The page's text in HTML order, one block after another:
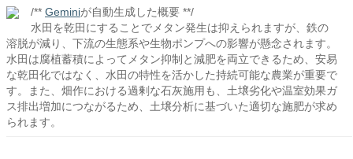
/** Geminiが自動生成した概要 **/
水田を乾田にすることでメタン発生は抑えられますが、鉄の
溶脱が減り、下流の生態系や生物ポンプへの影響が懸念されます。
水田は腐植蓄積によってメタン抑制と減肥を両立できるため、安易
な乾田化ではなく、水田の特性を活かした持続可能な農業が重要で
す。また、畑作における過剰な石灰施用も、土壌劣化や温室効果ガ
ス排出増加につながるため、土壌分析に基づいた適切な施肥が求め
られます。